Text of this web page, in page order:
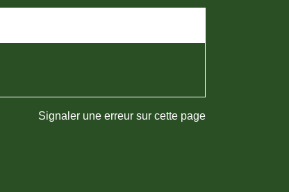
Signaler une erreur sur cette page